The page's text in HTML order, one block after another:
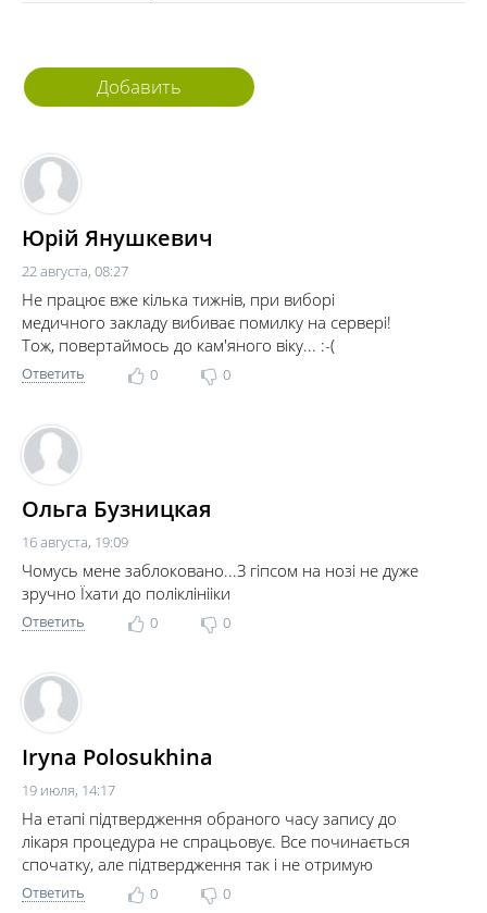
Добавить
Юрій Янушкевич
22 августа, 08:27
Не працює вже кілька тижнів, при виборі
медичного закладу вибиває помилку на сервері!
Тож, повертаймось до кам'яного віку... :-(
Ответить 0 0
Ольга Бузницкая
16 августа, 19:09
Чомусь мене заблоковано...З гіпсом на нозі не дуже
зручно Їхати до поліклінііки
Ответить 0 0
Iryna Polosukhina
19 июля, 14:17
На етапі підтвердження обраного часу запису до
лікаря процедура не спрацьовує. Все починається
спочатку, але підтвердження так і не отримую
Ответить 0 0